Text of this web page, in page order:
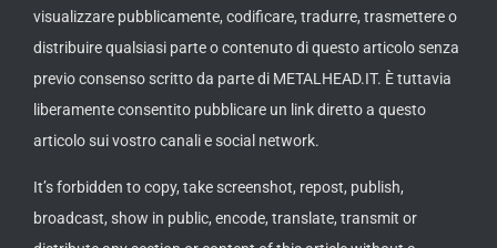
visualizzare pubblicamente, codificare, tradurre, trasmettere o
distribuire qualsiasi parte o contenuto di questo articolo senza
previo consenso scritto da parte di METALHEAD.IT. È tuttavia
liberamente consentito pubblicare un link diretto a questo
articolo sui vostro canali e social network.
It’s forbidden to copy, take screenshot, repost, publish,
broadcast, show in public, encode, translate, transmit or